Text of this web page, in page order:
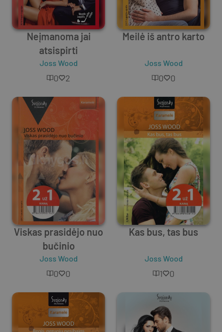
Neįmanoma jai
atsispirti
Joss Wood
0 2
Meilė iš antro karto
Joss Wood
0 0
Viskas prasidėjo nuo
bučinio
Joss Wood
0 0
Kas bus, tas bus
Joss Wood
1 0